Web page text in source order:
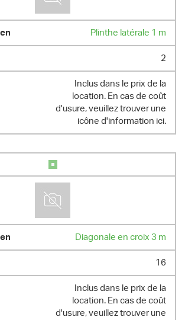
Plinthe latérale 1 m
2
Inclus dans le prix de la
location. En cas de coût
d'usure, veuillez trouver une
icône d'information ici.
Diagonale en croix 3 m
16
Inclus dans le prix de la
location. En cas de coût
d'usure, veuillez trouver une